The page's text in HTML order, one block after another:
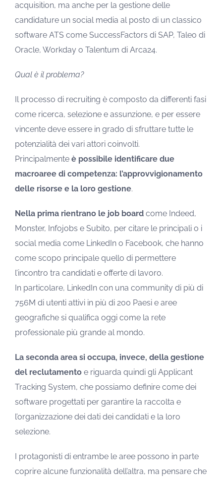
acquisition, ma anche per la gestione delle
candidature un social media al posto di un classico
software ATS come SuccessFactors di SAP, Taleo di
Oracle, Workday o Talentum di Arca24.
Qual è il problema?
Il processo di recruiting è composto da differenti fasi
come ricerca, selezione e assunzione, e per essere
vincente deve essere in grado di sfruttare tutte le
potenzialità dei vari attori coinvolti.
Principalmente è possibile identificare due
macroaree di competenza: l’approvvigionamento
delle risorse e la loro gestione.
Nella prima rientrano le job boardcome Indeed,
Monster, Infojobs e Subito, per citare le principali o i
social media come LinkedIn o Facebook, che hanno
come scopo principale quello di permettere
l’incontro tra candidati e offerte di lavoro.
In particolare, LinkedIn con una community di più di
756M di utenti attivi in più di 200 Paesi e aree
geografiche si qualifica oggi come la rete
professionale più grande al mondo.
La seconda area si occupa, invece, della gestione
del reclutamentoe riguarda quindi gli Applicant
Tracking System, che possiamo definire come dei
software progettati per garantire la raccolta e
l’organizzazione dei dati dei candidati e la loro
selezione.
I protagonisti di entrambe le aree possono in parte
coprire alcune funzionalità dell’altra, ma pensare che